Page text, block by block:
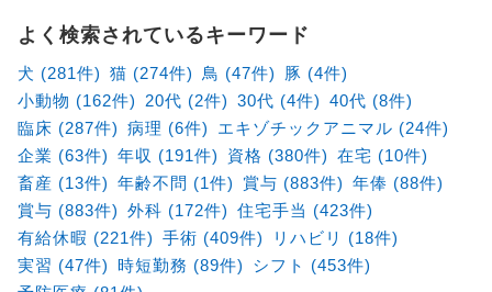
よく検索されているキーワード
犬 (281件) 猫 (274件) 鳥 (47件)
豚 (4件)
小動物 (162件)
20代 (2件) 30代 (4件) 40代 (8件)
臨床 (287件) 病理 (6件)
エキゾチックアニマル (24件)
企業 (63件) 年収 (191件) 資格 (380件) 在宅 (10件)
畜産 (13件) 年齢不問 (1件) 賞与 (883件) 年俸 (88件)
賞与 (883件) 外科 (172件) 住宅手当 (423件)
有給休暇 (221件) 手術 (409件)
リハビリ (18件)
実習 (47件) 時短勤務 (89件)
シフト (453件)